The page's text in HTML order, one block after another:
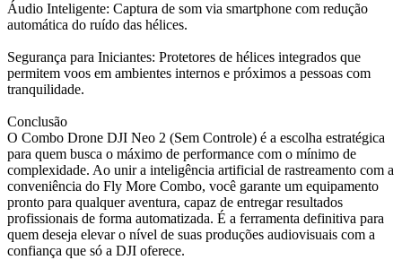
Áudio Inteligente: Captura de som via smartphone com redução
automática do ruído das hélices.
Segurança para Iniciantes: Protetores de hélices integrados que
permitem voos em ambientes internos e próximos a pessoas com
tranquilidade.
Conclusão
O Combo Drone DJI Neo 2 (Sem Controle) é a escolha estratégica
para quem busca o máximo de performance com o mínimo de
complexidade. Ao unir a inteligência artificial de rastreamento com a
conveniência do Fly More Combo, você garante um equipamento
pronto para qualquer aventura, capaz de entregar resultados
profissionais de forma automatizada. É a ferramenta definitiva para
quem deseja elevar o nível de suas produções audiovisuais com a
confiança que só a DJI oferece.